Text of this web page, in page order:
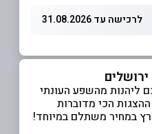
לרכישה עד 31.08.2026
ליהנות מהשפע העונתי
הכי מדוברות
במחיר משתלם במיוחד!